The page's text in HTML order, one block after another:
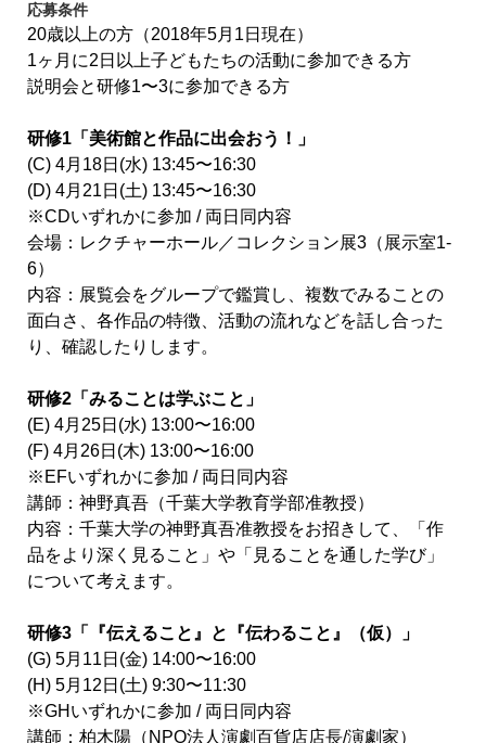
応募条件
20歳以上の方（2018年5月1日現在）
1ヶ月に2日以上子どもたちの活動に参加できる方
説明会と研修1〜3に参加できる方
研修1「美術館と作品に出会おう！」
(C) 4月18日(水) 13:45〜16:30
(D) 4月21日(土) 13:45〜16:30
※CDいずれかに参加 / 両日同内容
会場：レクチャーホール／コレクション展3（展示室1-
6）
内容：展覧会をグループで鑑賞し、複数でみることの
面白さ、各作品の特徴、活動の流れなどを話し合った
り、確認したりします。
研修2「みることは学ぶこと」
(E) 4月25日(水) 13:00〜16:00
(F) 4月26日(木) 13:00〜16:00
※EFいずれかに参加 / 両日同内容
講師：神野真吾（千葉大学教育学部准教授）
内容：千葉大学の神野真吾准教授をお招きして、「作
品をより深く見ること」や「見ることを通した学び」
について考えます。
研修3「『伝えること』と『伝わること』（仮）」
(G) 5月11日(金) 14:00〜16:00
(H) 5月12日(土) 9:30〜11:30
※GHいずれかに参加 / 両日同内容
講師：柏木陽（NPO法人演劇百貨店店長/演劇家）